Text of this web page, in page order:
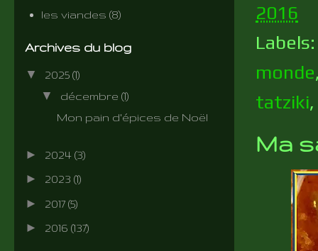
2016
monde
tatziki,
Ma
les viandes (8)
Archives du blog
▼ 2025 (1)
▼ décembre (1)
Mon pain d'épices de Noël
► 2024 (3)
► 2023 (1)
► 2017 (5)
► 2016 (137)